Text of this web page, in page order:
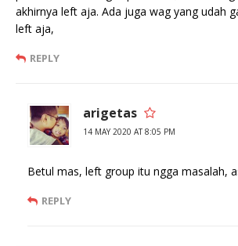
akhirnya left aja. Ada juga wag yang udah
left aja,
REPLY
arigetas
14 MAY 2020 AT 8:05 PM
Betul mas, left group itu ngga masalah,
REPLY